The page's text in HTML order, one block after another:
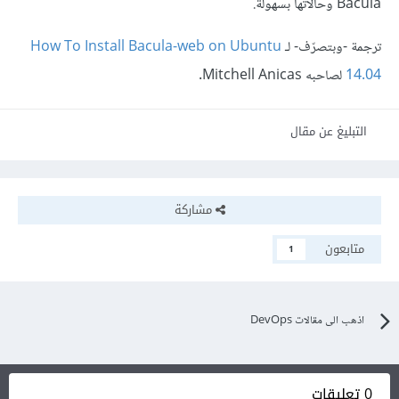
Bacula وحالاتها بسهولة.
ترجمة -وبتصرّف- لـHow To Install Bacula-web on Ubuntu
14.04لصاحبه Mitchell Anicas.
التبليغ عن مقال
مشاركة
متابعون
1
اذهب الى مقالات DevOps